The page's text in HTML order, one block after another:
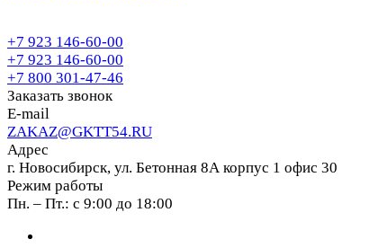
+7 923 146-60-00
+7 923 146-60-00
+7 800 301-47-46
Заказать звонок
E-mail
ZAKAZ@GKTT54.RU
Адрес
г. Новосибирск, ул. Бетонная 8А корпус 1 офис 30
Режим работы
Пн. – Пт.: с 9:00 до 18:00